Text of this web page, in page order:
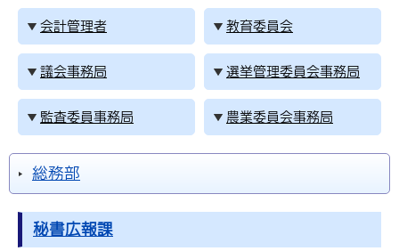
会計管理者 教育委員会
議会事務局 選挙管理委員会事務局
監査委員事務局 農業委員会事務局
総務部
秘書広報課